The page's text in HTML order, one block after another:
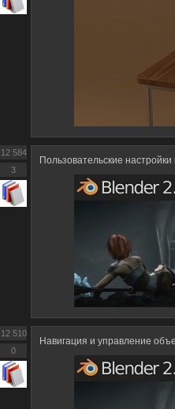
Пользовательские
12 584
3
Навигация и управление
12 510
0